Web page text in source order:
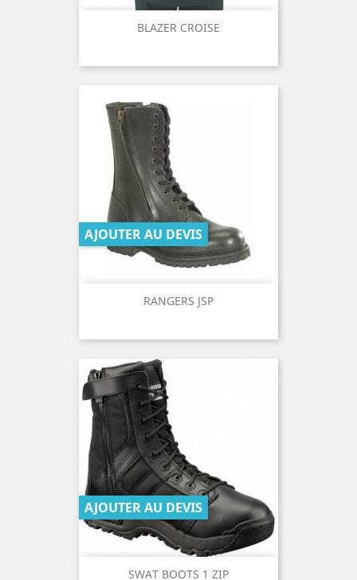
BLAZER CROISE
RANGERS JSP
AJOUTER AU DEVIS
SWAT BOOTS 1 ZIP
AJOUTER AU DEVIS